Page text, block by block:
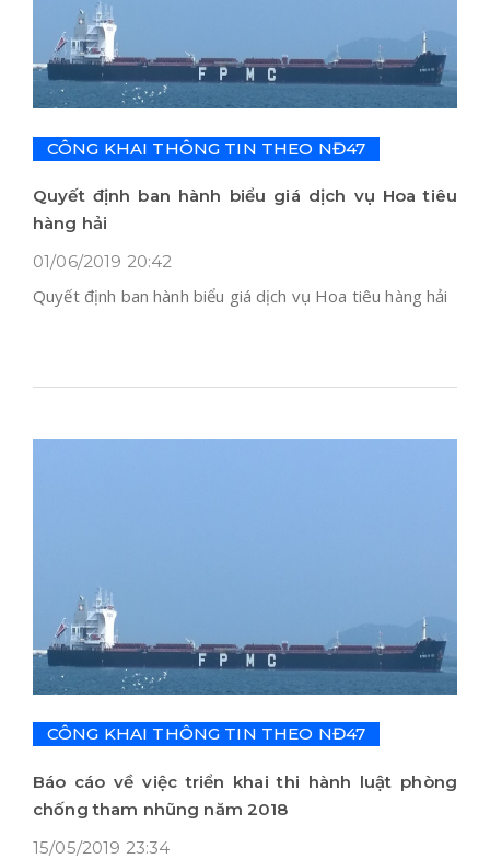
CÔNG KHAI THÔNG TIN THEO NĐ47
Quyết định ban hành biểu giá dịch vụ Hoa tiêu
hàng hải
01/06/2019 20:42
Quyết định ban hành biểu giá dịch vụ Hoa tiêu hàng hải
CÔNG KHAI THÔNG TIN THEO NĐ47
Báo cáo về việc triển khai thi hành luật phòng
chống tham nhũng năm 2018
15/05/2019 23:34